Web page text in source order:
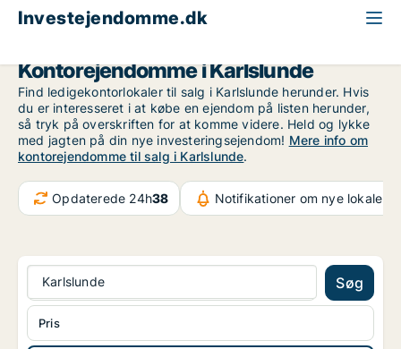
Investejendomme.dk
Kontorejendomme i Karlslunde
Find ledigekontorlokaler til salg i Karlslunde herunder. Hvis
du er interesseret i at købe en ejendom på listen herunder,
så tryk på overskriften for at komme videre. Held og lykke
med jagten på din nye investeringsejendom! Mere info om
kontorejendomme til salg i Karlslunde.
Opdaterede 24h38 Notifikationer om nye lokaler
Karlslunde Søg
Pris